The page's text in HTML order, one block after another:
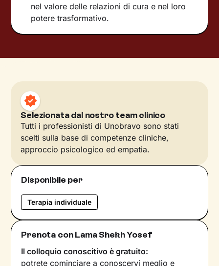
nel valore delle relazioni di cura e nel loro
potere trasformativo.
Selezionata dal nostro team clinico
Tutti i professionisti di Unobravo sono stati
scelti sulla base di competenze cliniche,
approccio psicologico ed empatia.
Disponibile per
Terapia individuale
Prenota con Lama Shekh Yosef
Il colloquio conoscitivo è gratuito:
potrete cominciare a conoscervi meglio e